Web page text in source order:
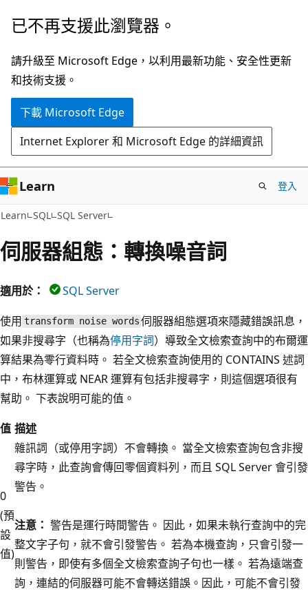
跳
主
要
內
已不再支援此瀏覽器。
請升級至 Microsoft Edge，以利用最新功能、安全性更新
和技術支援。
下載 Microsoft Edge
Internet Explorer 和 Microsoft Edge 的詳細資訊
Learn 登入
Learn SQL SQL Server
伺服器組態：轉換噪音詞
適用於：
SQL Server
使用 transform noise words 伺服器組態選項來隱藏錯誤訊息，
如果非搜尋字（也稱為停用字詞）導致全文檢索查詢中的布爾運
算結果為零行資料時。 若全文檢索查詢使用的 CONTAINS 述詞
中，布林運算或 NEAR 運算有包括非搜尋字，則這個選項很有
幫助。 下表說明可能的值。
值 描述
0
(預
設
值)
雜訊詞（或停用字詞）不會轉換。 當全文檢索查詢包含非搜
尋字時，此查詢會傳回零個資料列，而且 SQL Server 會引發
警告。
注意： 警告是運行時間警告。 因此，如果未執行查詢中的完
整文字子句，就不會引發警告。 若為本機查詢，只會引發一
則警告，即使有多個全文檢索查詢子句也一樣。 若為遠端查
詢，連結的伺服器可能不會轉送錯誤。因此，可能不會引發